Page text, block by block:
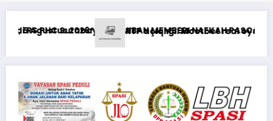
PASCA-PERCERAIAN KEPADA MANTAN ISTRI DAN ANAK
real oyun statistikası ilə oyun anlayışıRisiken minimieren: